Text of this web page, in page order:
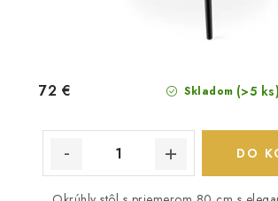
Skladom (>5 ks)
72 €
DO